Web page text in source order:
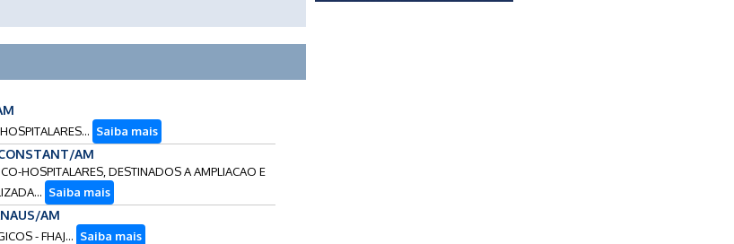
Saiba mais
AM
HOSPITALARES, DESTINADOS A AMPLIACAO E
Saiba mais
AM
- FHAJ... Saiba mais